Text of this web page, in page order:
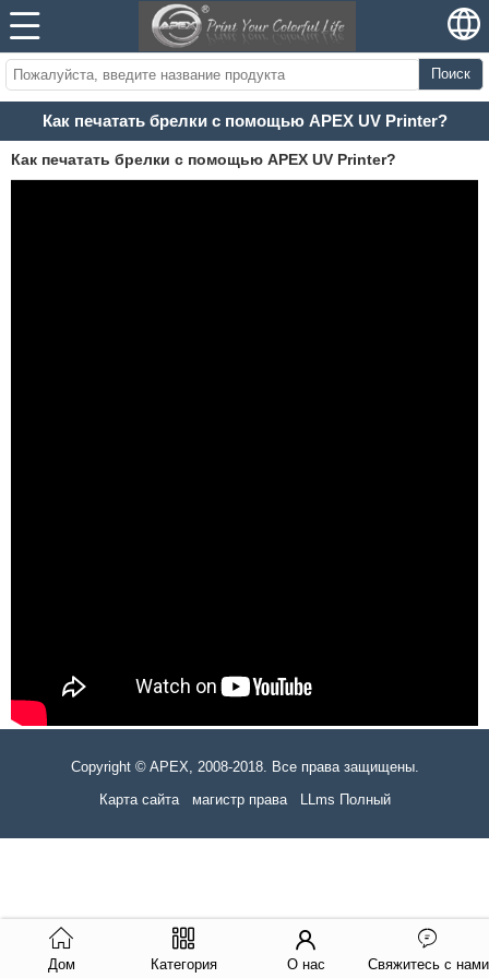
Поиск
Как печатать брелки с помощью APEX UV Printer?
Как печатать брелки с помощью APEX UV Printer?
Copyright © APEX, 2008-2018. Все права защищены.
Карта сайта
магистр права LLms Полный
Дом Категория О нас Свяжитесь с нами